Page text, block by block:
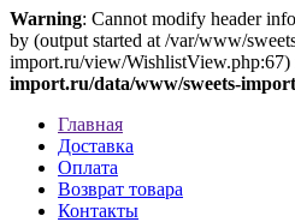
Warning: Cannot modify header
by (output started at /var/www/
import.ru/view/WishlistView.php:67)
import.ru/data/www/sweets-
Главная
Доставка
Оплата
Возврат товара
Контакты